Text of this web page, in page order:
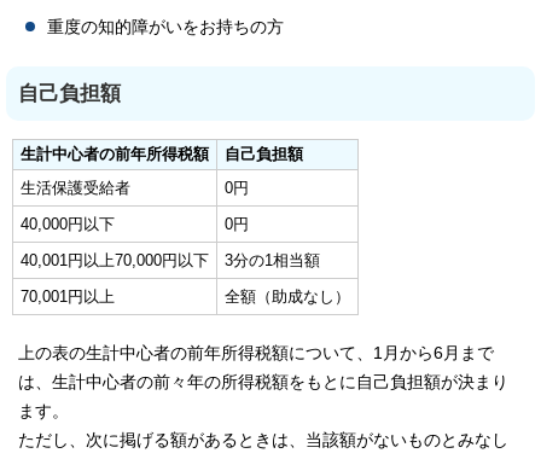
重度の知的障がいをお持ちの方
自己負担額
生計中心者の前年所得税額
自己負担額
生活保護受給者
0円
40,000円以下
0円
40,001円以上70,000円以下
3分の1相当額
70,001円以上
全額（助成なし）
上の表の生計中心者の前年所得税額について、1月から6月まで
は、生計中心者の前々年の所得税額をもとに自己負担額が決まり
ます。
ただし、次に掲げる額があるときは、当該額がないものとみなし